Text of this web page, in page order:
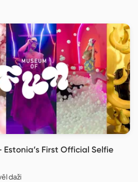
Estonia’s First Official Selfie
daži